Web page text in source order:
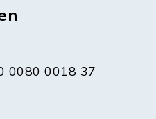
0080 0018 37